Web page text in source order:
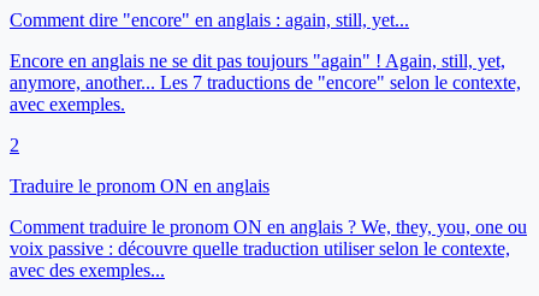
Comment dire "encore" en anglais : again, still, yet...
Encore en anglais ne se dit pas toujours "again" ! Again, still, yet,
anymore, another... Les 7 traductions de "encore" selon le contexte,
avec exemples.
2
Traduire le pronom ON en anglais
Comment traduire le pronom ON en anglais ? We, they, you, one ou
voix passive : découvre quelle traduction utiliser selon le contexte,
avec des exemples...